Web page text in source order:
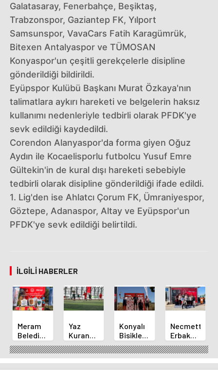
Galatasaray, Fenerbahçe, Beşiktaş,
Trabzonspor, Gaziantep FK, Yılport
Samsunspor, VavaCars Fatih Karagümrük,
Bitexen Antalyaspor ve TÜMOSAN
Konyaspor'un çeşitli gerekçelerle disipline
gönderildiği bildirildi.
Eyüpspor Kulübü Başkanı Murat Özkaya'nın
talimatlara aykırı hareketi ve belgelerin haksız
kullanımı nedenleriyle tedbirli olarak PFDK'ye
sevk edildiği kaydedildi.
Corendon Alanyaspor'da forma giyen Oğuz
Aydın ile Kocaelisporlu futbolcu Yusuf Emre
Gültekin'in de kural dışı hareketi sebebiyle
tedbirli olarak disipline gönderildiği ifade edildi.
1. Lig'den ise Ahlatcı Çorum FK, Ümraniyespor,
Göztepe, Adanaspor, Altay ve Eyüpspor'un
PFDK'ye sevk edildiği belirtildi.
İLGILI HABERLER
Meram
Belediyespor
Okçuları
Türkiye
Şampiyonası'ndan
Yaz
Kuran
Kursu
Öğrencileri
Futbol
Konyalı
Bisikletçi
Ahmet
Can
Akpınar
Necmettin
Erbakan
Üniversitesi
Geleneksel
Okçulukta